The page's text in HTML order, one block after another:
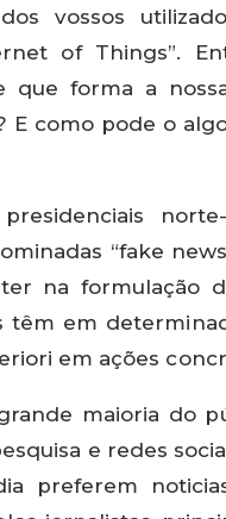
vossos
of Things”.
que forma a
E como pode o
“fake
na formulação
têm em
em ações
maioria do
e redes
preferem